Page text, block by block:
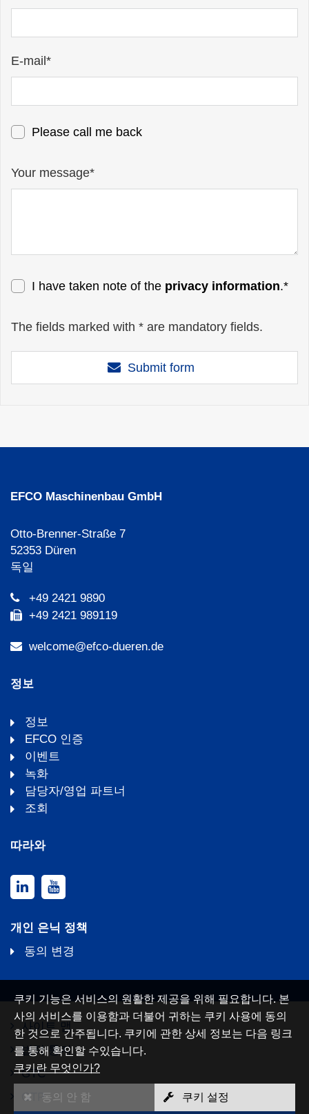
E-mail*
Please call me back
Your message*
I have taken note of the privacy information.*
The fields marked with * are mandatory fields.
Submit form
EFCO Maschinenbau GmbH
Otto-Brenner-Straße 7
52353 Düren
독일
+49 2421 9890
+49 2421 989119
welcome@efco-dueren.de
정보
정보
EFCO 인증
이벤트
녹화
담당자/영업 파트너
조회
따라와
개인 은닉 정책
동의 변경
사이트 맵
법적 통지
GTC
GTP
쿠키 기능은 서비스의 원활한 제공을 위해 필요합니다. 본
사의 서비스를 이용함과 더불어 귀하는 쿠키 사용에 동의
한 것으로 간주됩니다. 쿠키에 관한 상세 정보는 다음 링크
를 통해 확인할 수있습니다.
쿠키란 무엇인가?
동의 안 함 쿠키 설정